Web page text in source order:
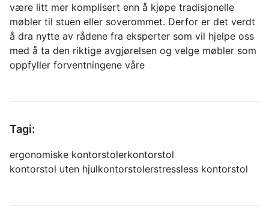
være litt mer komplisert enn å kjøpe tradisjonelle
møbler til stuen eller soverommet. Derfor er det verdt
å dra nytte av rådene fra eksperter som vil hjelpe oss
med å ta den riktige avgjørelsen og velge møbler som
oppfyller forventningene våre
Tagi:
ergonomiske kontorstolerkontorstol
kontorstol uten hjulkontorstolerstressless kontorstol